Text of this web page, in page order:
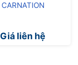
CARNATION
Giá liên hệ